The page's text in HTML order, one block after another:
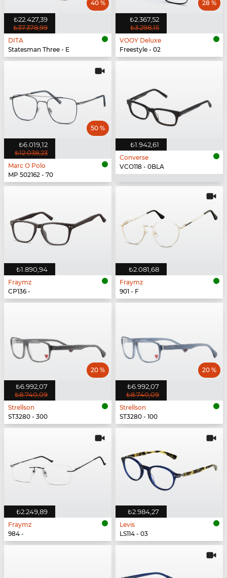
₺22.427,39
₺37.378,99
40 %
DITA
Statesman Three - E
₺2.367,52
₺3.298,15
28 %
VOOY Deluxe
Freestyle - 02
₺6.019,12
₺12.038,23
50 %
Marc O Polo
MP 502162 - 70
₺1.942,61
Converse
VCO118 - 0BLA
₺1.890,94
Fraymz
CP136 -
₺2.081,68
Fraymz
901 - F
₺6.992,07
₺8.740,09
20 %
Strellson
ST3280 - 300
₺6.992,07
₺8.740,09
20 %
Strellson
ST3280 - 100
₺2.249,89
Fraymz
984 -
₺2.984,27
Levis
LS114 - 03